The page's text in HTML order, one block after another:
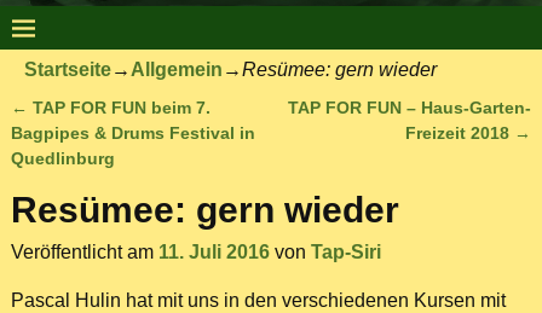
Startseite→ Allgemein →Resümee: gern wieder
Artikelnavigation
← TAP FOR FUN beim 7.
Bagpipes & Drums Festival in
Quedlinburg
TAP FOR FUN – Haus-Garten-
Freizeit 2018 →
Resümee: gern wieder
Veröffentlicht am 11. Juli 2016 von Tap-Siri
Pascal Hulin hat mit uns in den verschiedenen Kursen mit